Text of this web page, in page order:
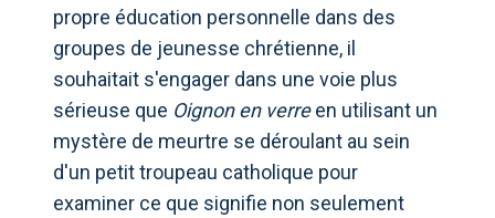
propre éducation personnelle dans des
groupes de jeunesse chrétienne, il
souhaitait s'engager dans une voie plus
sérieuse que Oignon en verreen utilisant un
mystère de meurtre se déroulant au sein
d'un petit troupeau catholique pour
examiner ce que signifie non seulement